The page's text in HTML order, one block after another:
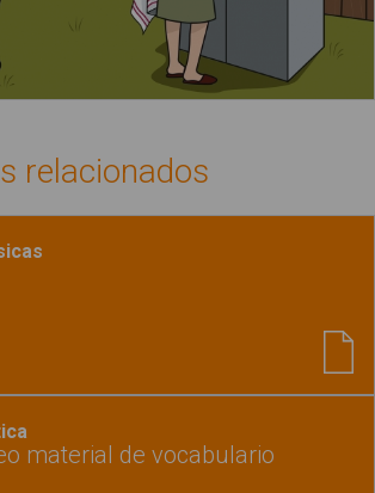
relacionados
material de vocabulario